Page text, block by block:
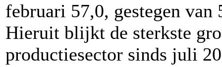
februari 57,0, gestegen van
Hieruit blijkt de sterkste
productiesector sinds juli